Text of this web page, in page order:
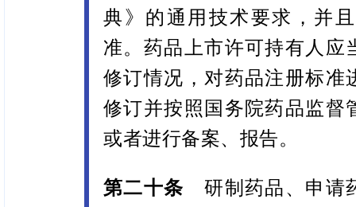
典》的通用技术要求，并
准。药品上市许可持有人应
修订情况，对药品注册标准
修订并按照国务院药品监督
或者进行备案、报告。
第二十条 研制药品、申请